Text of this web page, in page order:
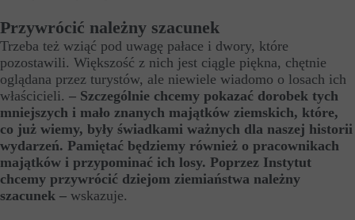
Przywrócić należny szacunek
Trzeba też wziąć pod uwagę pałace i dwory, które
pozostawili. Większość z nich jest ciągle piękna, chętnie
oglądana przez turystów, ale niewiele wiadomo o losach ich
właścicieli. – Szczególnie chcemy pokazać dorobek tych
mniejszych i mało znanych majątków ziemskich, które,
co już wiemy, były świadkami ważnych dla naszej historii
wydarzeń. Pamiętać będziemy również o pracownikach
majątków i przypominać ich losy. Poprzez Instytut
chcemy przywrócić dziejom ziemiaństwa należny
szacunek – wskazuje.